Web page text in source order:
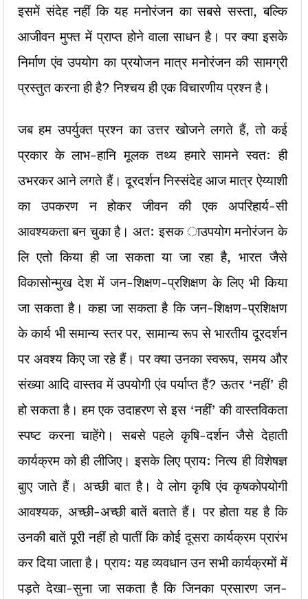
इसमें संदेह नहीं कि यह मनोरंजन का सबसे सस्ता, बल्कि
आजीवन मुफ्त में प्राप्त होने वाला साधन है। पर क्या इसके
निर्माण एंव उपयोग का प्रयोजन मात्र मनोरंजन की सामग्री
प्रस्तुत करना ही है? निश्चय ही एक विचारणीय प्रश्न है।
जब हम उपर्युक्त प्रश्न का उत्तर खोजने लगते हैं, तो कई
प्रकार के लाभ-हानि मूलक तथ्य हमारे सामने स्वत: ही
उभरकर आने लगते हैं। दूरदर्शन निस्संदेह आज मात्र ऐय्याशी
का उपकरण न होकर जीवन की एक अपरिहार्य-सी
आवश्यकता बन चुका है। अत: इसक ाउपयोग मनोरंजन के
लि एतो किया ही जा सकता या जा रहा है, भारत जैसे
विकासोन्मुख देश में जन-शिक्षण-प्रशिक्षण के लिए भी किया
जा सकता है। कहा जा सकता है कि जन-शिक्षण-प्रशिक्षण
के कार्य भी समान्य स्तर पर, सामान्य रूप से भारतीय दूरदर्शन
पर अवश्य किए जा रहे हैं। पर क्या उनका स्वरूप, समय और
संख्या आदि वास्तव में उपयोगी एंव पर्याप्त हैं? ऊतर ‘नहीं’ ही
हो सकता है। हम एक उदाहरण से इस ‘नहीं’ की वास्तविकता
स्पष्ट करना चाहेंगे। सबसे पहले कृषि-दर्शन जैसे देहाती
कार्यक्रम को ही लीजिए। इसके लिए प्राय: नित्य ही विशेषज्ञ
बुाए जाते हैं। अच्छी बात है। वे लोग कृषि एंव कृषकोपयोगी
आवश्यक, अच्छी-अच्छी बातें बताते हैं। पर होता यह है कि
उनकी बातें पूरी नहीं हो पातीं कि कोई दूसरा कार्यक्रम प्रारंभ
कर दिया जाता है। प्राय: यह व्यवधान उन सभी कार्यक्रमों में
पड़ते देखा-सुना जा सकता है कि जिनका प्रसारण जन-